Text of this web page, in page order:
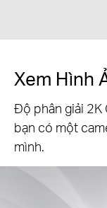
Xem Hình
Độ phân giải 2K
bạn có một
mình.